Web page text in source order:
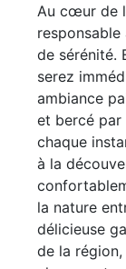
Au cœur de
de sérénité.
serez
ambiance
et bercé par
chaque
à la
la nature
délicieuse
de la